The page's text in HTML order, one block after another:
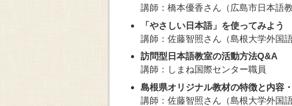
講師：橋本優香さん（広島市日本語
「やさしい日本語」を使ってみよう
講師：佐藤智照さん（島根大学外国
訪問型日本語教室の活動方法Q&A
講師：しまね国際センター職員
島根県オリジナル教材の特徴と内容
講師：佐藤智照さん（島根大学外国